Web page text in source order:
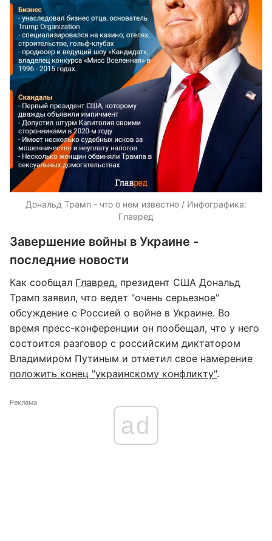
Дональд Трамп - что о нем известно / Инфографика:
Главред
Завершение войны в Украине -
последние новости
Как сообщал Главред, президент США Дональд
Трамп заявил, что ведет "очень серьезное"
обсуждение с Россией о войне в Украине. Во
время пресс-конференции он пообещал, что у него
состоится разговор с российским диктатором
Владимиром Путиным и отметил свое намерение
положить конец "украинскому конфликту".
Реклама
ad